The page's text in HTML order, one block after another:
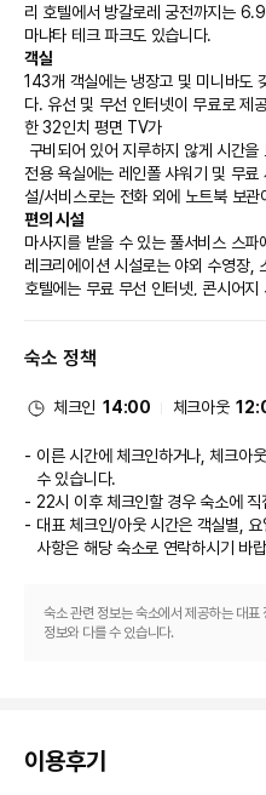
리 호텔에서 방갈로레 궁전까지는
마냐타 테크 파크도 있습니다.
객실
143개 객실에는 냉장고 및 미니바도
다. 유선 및 무선 인터넷이 무료로 제
한 32인치 평면 TV가
전용 욕실에는 레인폴 샤워기 및 무
설/서비스로는 전화 외에 노트북 보
편의 시설
마사지를 받을 수 있는 풀서비스 스
레크리에이션 시설로는 야외 수영장,
호텔에는 무료 무선 인터넷, 콘시어
식당
세요. 여기에는 다양한 음료가 제공되
실에서 24시간 룸서비스를 이용하실
는 음료를 마시며 갈증을 해소하실
일 06:30 ~ 10:30에 유료로 이용하
비즈니스, 기타 편의시설
대표적인 편의 시설과 서비스로는 무
련되어 있습니다. 고객께서는 별도
비스를 이용하실 수 있고, 시설 내에
숙소 정책
체크인 14:00 체크아웃
이른 시간에 체크인하거나, 체크아
수 있습니다.
22시 이후 체크인할 경우 숙소에 직
대표 체크인/아웃 시간은 객실별,
사항은 해당 숙소로 연락하시기 바
숙소 관련 정보는 숙소에서 제공하는 대
정보와 다를 수 있습니다.
이용후기